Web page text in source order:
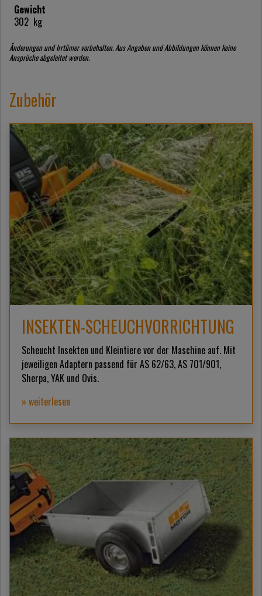
Gewicht
302 kg
Änderungen und Irrtümer vorbehalten. Aus Angaben und Abbildungen können keine
Ansprüche abgeleitet werden.
Zubehör
INSEKTEN-SCHEUCHVORRICHTUNG
Scheucht Insekten und Kleintiere vor der Maschine auf. Mit
jeweiligen Adaptern passend für AS 62/63, AS 701/901,
Sherpa, YAK und Ovis.
» weiterlesen